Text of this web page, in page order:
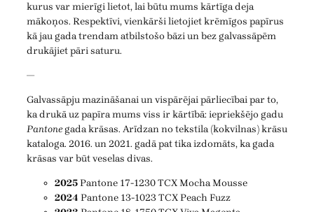
kurus var mierīgi lietot, lai būtu mums kārtīga deja
mākoņos. Respektīvi, vienkārši lietojiet krēmīgos papīrus
kā jau gada trendam atbilstošo bāzi un bez galvassāpēm
drukājiet pāri saturu.
—
Galvassāpju mazināšanai un vispārējai pārliecībai par to,
ka drukā uz papīra mums viss ir kārtībā: iepriekšējo gadu
Pantonegada krāsas. Arīdzan no tekstila (kokvilnas) krāsu
kataloga. 2016. un 2021. gadā pat tika izdomāts, ka gada
krāsas var būt veselas divas.
2025Pantone 17-1230 TCX Mocha Mousse
2024 Pantone 13-1023 TCX Peach Fuzz